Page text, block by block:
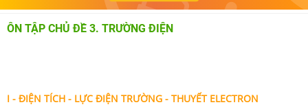
ÔN TẬP CHỦ ĐỀ 3. TRƯỜNG ĐIỆN
I - ĐIỆN TÍCH - LỰC ĐIỆN TRƯỜNG - THUYẾT ELECTRON